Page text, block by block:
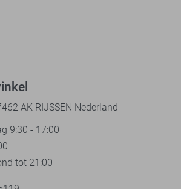
AK RIJSSEN Nederland
9:30 - 17:00
tot 21:00